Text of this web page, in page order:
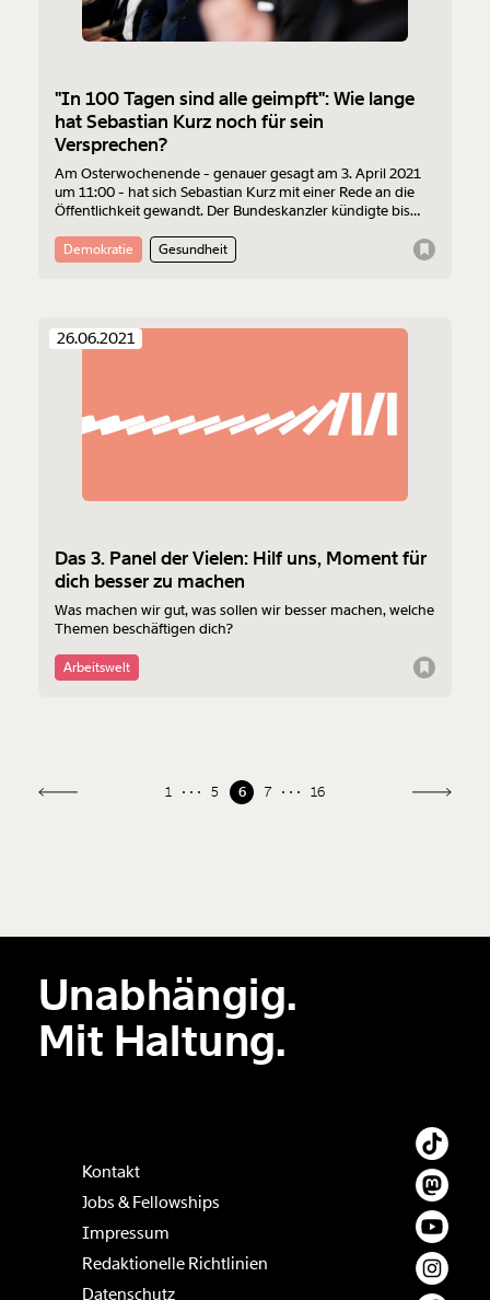
"In 100 Tagen sind alle geimpft": Wie lange
hat Sebastian Kurz noch für sein
Versprechen?
Am Osterwochenende - genauer gesagt am 3. April 2021
um 11:00 - hat sich Sebastian Kurz mit einer Rede an die
Öffentlichkeit gewandt. Der Bundeskanzler kündigte bis
Menschen in Österreich impfen lassen können, die das
wollen. Das bedeutet, am 12. Juli 2021 um 11:00 sollten alle
Demokratie Gesundheit
26.06.2021
Das 3. Panel der Vielen: Hilf uns, Moment für
dich besser zu machen
Was machen wir gut, was sollen wir besser machen, welche
Themen beschäftigen dich?
Arbeitswelt
1 5 6 7 16
Unabhängig.
Mit Haltung.
Kontakt
Jobs & Fellowships
Impressum
Redaktionelle Richtlinien
Datenschutz